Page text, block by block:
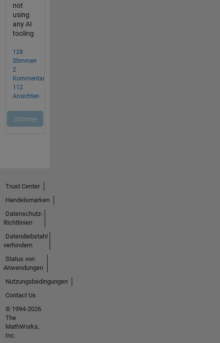
Trust Center
Handelsmarken
Datenschutz-
Richtlinien
Datendiebstahl
verhindern
Status von
Anwendungen
Nutzungsbedingungen
Contact Us
© 1994-2026
The
MathWorks,
Inc.